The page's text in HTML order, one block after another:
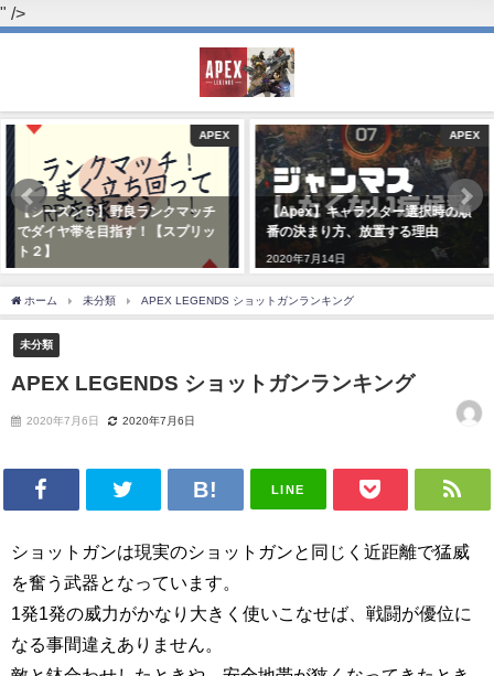
" />
APEX
【シーズン５】野良ランクマッチ
でダイヤ帯を目指す！【スプリッ
ト２】
APEX
【Apex】キャラクター選択時の順
番の決まり方、放置する理由
2020年7月14日
ホーム 未分類 APEX LEGENDS ショットガンランキング
未分類
APEX LEGENDS ショットガンランキング
2020年7月6日 2020年7月6日
LINE
ショットガンは現実のショットガンと同じく近距離で猛威
を奮う武器となっています。
1発1発の威力がかなり大きく使いこなせば、戦闘が優位に
なる事間違えありません。